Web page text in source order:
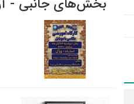
بخش‌های جانبی -